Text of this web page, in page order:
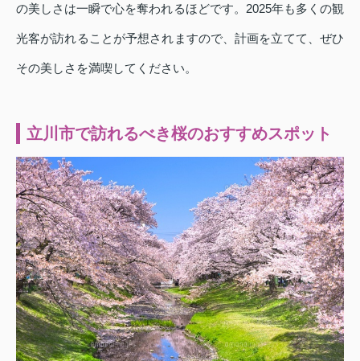
の美しさは一瞬で心を奪われるほどです。2025年も多くの観
光客が訪れることが予想されますので、計画を立てて、ぜひ
その美しさを満喫してください。
立川市で訪れるべき桜のおすすめスポット